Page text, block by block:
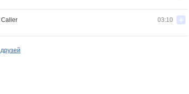
03:10
Caller